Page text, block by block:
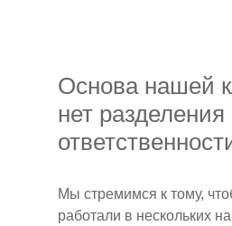
Мы стремимся к тому,
работали в нескольких
Основа нашей
нет разделения